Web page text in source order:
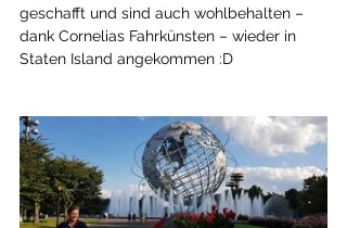
geschafft und sind auch wohlbehalten –
dank Cornelias Fahrkünsten – wieder in
Staten Island angekommen :D